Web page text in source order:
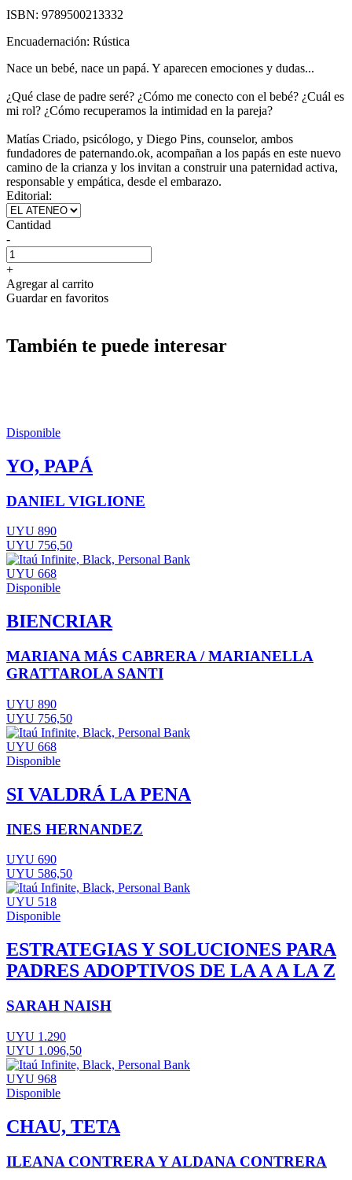
ISBN: 9789500213332
Encuadernación: Rústica
Nace un bebé, nace un papá. Y aparecen emociones y dudas...
¿Qué clase de padre seré? ¿Cómo me conecto con el bebé? ¿Cuál es
mi rol? ¿Cómo recuperamos la intimidad en la pareja?
Matías Criado, psicólogo, y Diego Pins, counselor, ambos
fundadores de paternando.ok, acompañan a los papás en este nuevo
camino de la crianza y los invitan a construir una paternidad activa,
responsable y empática, desde el embarazo.
Editorial:
Cantidad
-
+
Agregar al carrito
Guardar en favoritos
También te puede interesar
Disponible
YO, PAPÁ
DANIEL VIGLIONE
UYU 890
UYU 756,50
UYU 668
Disponible
BIENCRIAR
MARIANA MÁS CABRERA / MARIANELLA
GRATTAROLA SANTI
UYU 890
UYU 756,50
UYU 668
Disponible
SI VALDRÁ LA PENA
INES HERNANDEZ
UYU 690
UYU 586,50
UYU 518
Disponible
ESTRATEGIAS Y SOLUCIONES PARA
PADRES ADOPTIVOS DE LA A A LA Z
SARAH NAISH
UYU 1.290
UYU 1.096,50
UYU 968
Disponible
CHAU, TETA
ILEANA CONTRERA Y ALDANA CONTRERA